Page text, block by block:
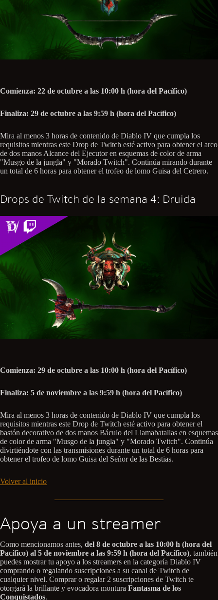
Comienza: 22 de octubre a las 10:00 h (hora del Pacífico)
Finaliza: 29 de octubre a las 9:59 h (hora del Pacífico)
Mira al menos 3 horas de contenido de Diablo IV que cumpla los
requisitos mientras este Drop de Twitch esté activo para obtener el arco
de dos manos Alcance del Ejecutor en esquemas de color de arma
"Musgo de la jungla" y "Morado Twitch". Continúa mirando durante
un total de 6 horas para obtener el trofeo de lomo Guisa del Cetrero.
Drops de Twitch de la semana 4: Druida
Comienza: 29 de octubre a las 10:00 h (hora del Pacífico)
Finaliza: 5 de noviembre a las 9:59 h (hora del Pacífico)
Mira al menos 3 horas de contenido de Diablo IV que cumpla los
requisitos mientras este Drop de Twitch esté activo para obtener el
bastón decorativo de dos manos Báculo del Llamabatallas en esquemas
de color de arma "Musgo de la jungla" y "Morado Twitch". Continúa
divirtiéndote con las transmisiones durante un total de 6 horas para
obtener el trofeo de lomo Guisa del Señor de las Bestias.
Volver al inicio
Apoya a un streamer
Como mencionamos antes, del 8 de octubre a las 10:00 h (hora del
Pacífico) al 5 de noviembre a las 9:59 h (hora del Pacífico), también
puedes mostrar tu apoyo a los streamers en la categoría Diablo IV
comprando o regalando suscripciones a su canal de Twitch de
cualquier nivel. Comprar o regalar 2 suscripciones de Twitch te
otorgará la brillante y evocadora montura Fantasma de los
Conquistados.